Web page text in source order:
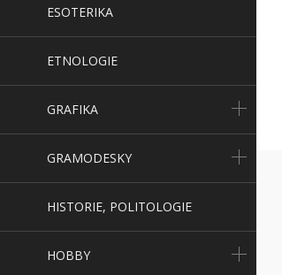
ESOTERIKA
ETNOLOGIE
GRAFIKA
GRAMODESKY
HISTORIE, POLITOLOGIE
HOBBY